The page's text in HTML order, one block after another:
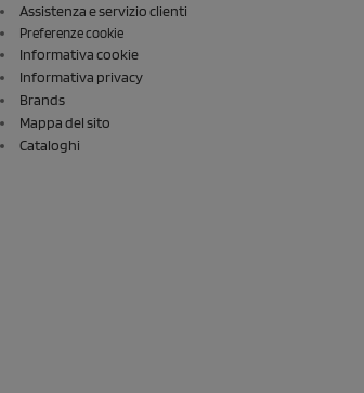
Assistenza e servizio clienti
Preferenze cookie
Informativa cookie
Informativa privacy
Brands
Mappa del sito
Cataloghi